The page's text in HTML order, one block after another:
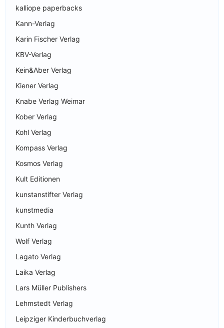
kalliope paperbacks
Kann-Verlag
Karin Fischer Verlag
KBV-Verlag
Kein&Aber Verlag
Kiener Verlag
Knabe Verlag Weimar
Kober Verlag
Kohl Verlag
Kompass Verlag
Kosmos Verlag
Kult Editionen
kunstanstifter Verlag
kunstmedia
Kunth Verlag
Wolf Verlag
Lagato Verlag
Laika Verlag
Lars Müller Publishers
Lehmstedt Verlag
Leipziger Kinderbuchverlag